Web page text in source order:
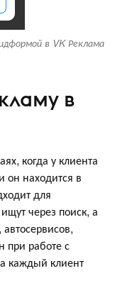
в VK Реклама
в
когда у клиента
он находится в
для
через поиск, а
при работе с
каждый клиент